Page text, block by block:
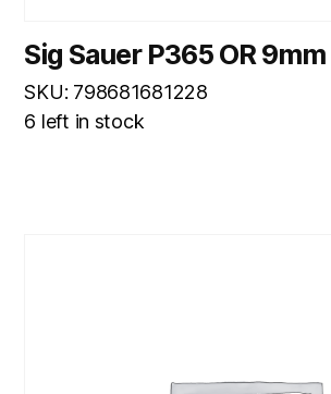
Sig Sauer P365 OR
SKU: 798681681228
6 left in stock